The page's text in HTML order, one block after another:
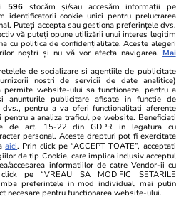
25 iul.
Qantas, zbor
Franța în
corpul tău
Horoscop
Horoscop
încep o
relația cu
596 stocăm și/sau accesăm informații pe
identificatorii cookie unici pentru prelucrarea
Puteți accepta sau gestiona preferințele dvs.
vă puteți opune utilizării unui interes legitim
cu politica de confidențialitate. Aceste alegeri
noștri și nu vă vor afecta navigarea. Mai
de socializare si agentiile de publicitate
nostri de servicii de date analitice)
permite website-ului sa functioneze, pentru a
anunturile publicitare afisate in functie de
pentru a va oferi functionalitati aferente
pentru a analiza traficul pe website. Beneficiati
de art. 15-22 din GDPR in legatura cu
personal. Aceste drepturi pot fi exercitate
aici. Prin click pe “ACCEPT TOATE”, acceptati
de tip Cookie, care implica inclusiv acceptul
accesarea informatiilor de catre Vendor-ii cu
pe “VREAU SA MODIFIC SETARILE
preferintele in mod individual, mai putin
necesare pentru functionarea website-ului.